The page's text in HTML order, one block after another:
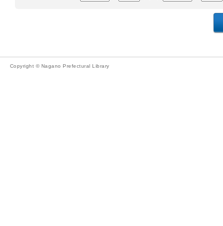
Copyright © Nagano Prefectural Library